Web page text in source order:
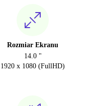
Rozmiar Ekranu
14.0 "
1920 x 1080 (FullHD)